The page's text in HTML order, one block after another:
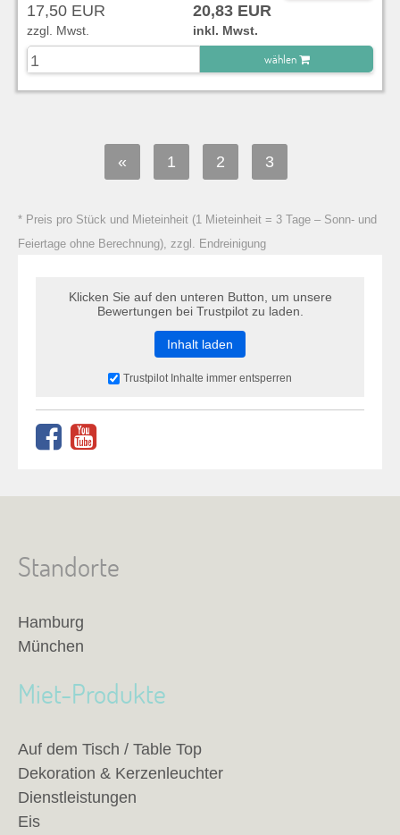
17,50 EUR 20,83 EUR
zzgl. Mwst.
inkl. Mwst.
wählen
« 1 2 3
* Preis pro Stück und Mieteinheit (1 Mieteinheit = 3 Tage – Sonn- und
Feiertage ohne Berechnung), zzgl. Endreinigung
Klicken Sie auf den unteren Button, um unsere
Bewertungen bei Trustpilot zu laden.
Inhalt laden
Trustpilot Inhalte immer entsperren
Standorte
Hamburg
München
Miet-Produkte
Auf dem Tisch / Table Top
Dekoration & Kerzenleuchter
Dienstleistungen
Eis